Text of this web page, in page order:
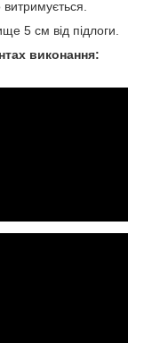
5 см від підлоги.
виконання: